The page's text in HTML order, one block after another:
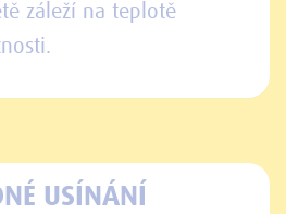
záleží na teplotě
USÍNÁNÍ